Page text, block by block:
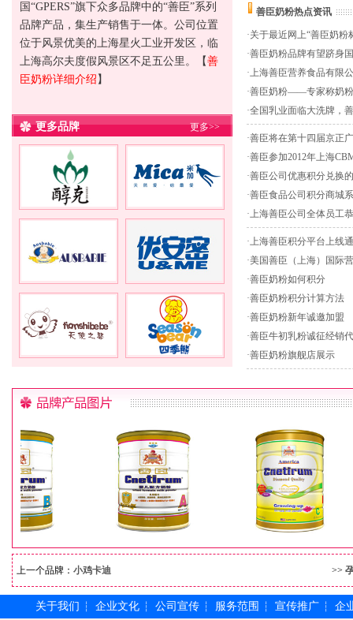
国“GPERS”旗下众多品牌中的“善臣”系列
品牌产品，集生产销售于一体。公司位置
位于风景优美的上海星火工业开发区，临
上海高尔夫度假风景区不足五公里。
【善
臣奶粉详细介绍 】
更多品牌 更多>>
善臣奶粉热点资讯
·关于最近网上“善臣奶粉
·善臣奶粉品牌有望跻身
·上海善臣营养食品有限
·善臣奶粉——专家称奶
·全国乳业面临大洗牌，
·善臣将在第十四届京正
·善臣参加2012年上海
·善臣公司优惠积分兑换
·善臣食品公司积分商城
·上海善臣公司全体员工
·上海善臣积分平台上线
·美国善臣（上海）国际
·善臣奶粉如何积分
·善臣奶粉积分计算方法
·善臣奶粉新年诚邀加盟
·善臣牛初乳粉诚征经销
·善臣奶粉旗舰店展示
上一个品牌： 小鸡卡迪 >>
关于我们 ┆ 企业文化 ┆ 公司宣传 ┆ 服务范围 ┆ 宣传推广 ┆ 企